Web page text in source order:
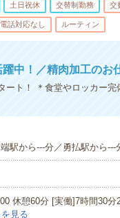
土日祝休 交替制勤務 交
電話対応なし ルーティン
中！／精肉加工のお
ート！ ＊食堂やロッカー
駅から---分／勇払駅から---
休憩60分 [実働]7時間30
見る